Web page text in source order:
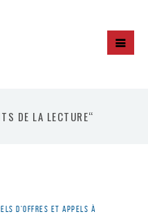
DE LA LECTURE“
d'offres et appels à